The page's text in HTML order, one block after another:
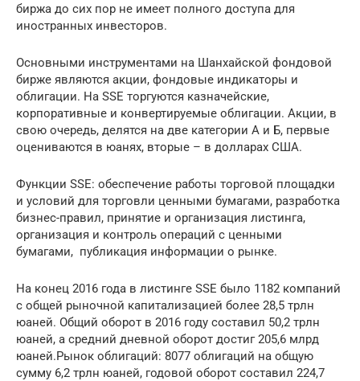
биржа до сих пор не имеет полного доступа для
иностранных инвесторов.
Основными инструментами на Шанхайской фондовой
бирже являются акции, фондовые индикаторы и
облигации. На SSE торгуются казначейские,
корпоративные и конвертируемые облигации. Акции, в
свою очередь, делятся на две категории А и Б, первые
оцениваются в юанях, вторые – в долларах США.
Функции SSE: обеспечение работы торговой площадки
и условий для торговли ценными бумагами, разработка
бизнес-правил, принятие и организация листинга,
организация и контроль операций с ценными
бумагами, публикация информации о рынке.
На конец 2016 года в листинге SSE было 1182 компаний
с общей рыночной капитализацией более 28,5 трлн
юаней. Общий оборот в 2016 году составил 50,2 трлн
юаней, а средний дневной оборот достиг 205,6 млрд
юаней.Рынок облигаций: 8077 облигаций на общую
сумму 6,2 трлн юаней, годовой оборот составил 224,7